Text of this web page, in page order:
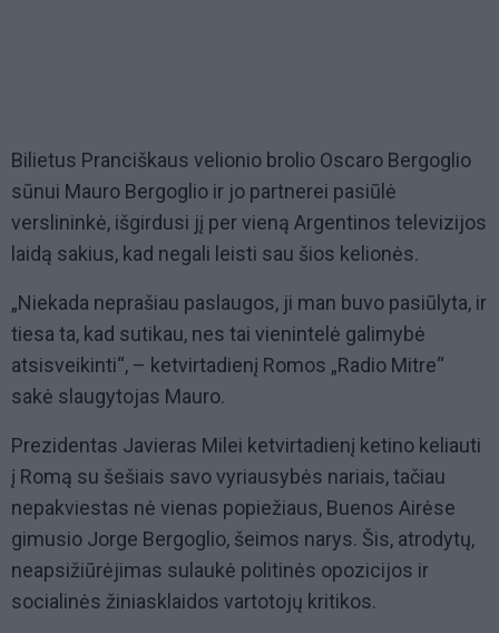
Bilietus Pranciškaus velionio brolio Oscaro Bergoglio
sūnui Mauro Bergoglio ir jo partnerei pasiūlė
verslininkė, išgirdusi jį per vieną Argentinos televizijos
laidą sakius, kad negali leisti sau šios kelionės.
„Niekada neprašiau paslaugos, ji man buvo pasiūlyta, ir
tiesa ta, kad sutikau, nes tai vienintelė galimybė
atsisveikinti“, – ketvirtadienį Romos „Radio Mitre“
sakė slaugytojas Mauro.
Prezidentas Javieras Milei ketvirtadienį ketino keliauti
į Romą su šešiais savo vyriausybės nariais, tačiau
nepakviestas nė vienas popiežiaus, Buenos Airėse
gimusio Jorge Bergoglio, šeimos narys. Šis, atrodytų,
neapsižiūrėjimas sulaukė politinės opozicijos ir
socialinės žiniasklaidos vartotojų kritikos.